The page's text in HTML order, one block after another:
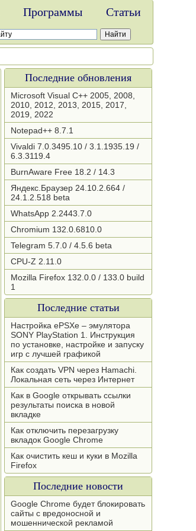
Программы Статьи
Последние обновления
Microsoft Visual C++ 2005, 2008,
2010, 2012, 2013, 2015, 2017,
2019, 2022
Notepad++ 8.7.1
Vivaldi 7.0.3495.10 / 3.1.1935.19 /
6.3.3119.4
BurnAware Free 18.2 / 14.3
Яндекс.Браузер 24.10.2.664 /
24.1.2.518 beta
WhatsApp 2.2443.7.0
Chromium 132.0.6810.0
Telegram 5.7.0 / 4.5.6 beta
CPU-Z 2.11.0
Mozilla Firefox 132.0.0 / 133.0 build
1
Последние статьи
Настройка ePSXe – эмулятора
SONY PlayStation 1. Инструкция
по установке, настройке и запуску
игр с лучшей графикой
Как создать VPN через Hamachi.
Локальная сеть через Интернет
Как в Google открывать ссылки
результаты поиска в новой
вкладке
Как отключить перезагрузку
вкладок Google Chrome
Как очистить кеш и куки в Mozilla
Firefox
Последние новости
Google Chrome будет блокировать
сайты с вредоносной и
мошеннической рекламой